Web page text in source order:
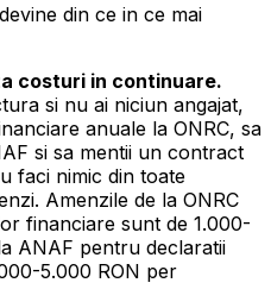
din ce in ce mai
costuri in continuare.
si nu ai niciun angajat,
anuale la ONRC, sa
si sa mentii un contract
faci nimic din toate
Amenzile de la ONRC
financiare sunt de 1.000-
ANAF pentru declaratii
5.000 RON per